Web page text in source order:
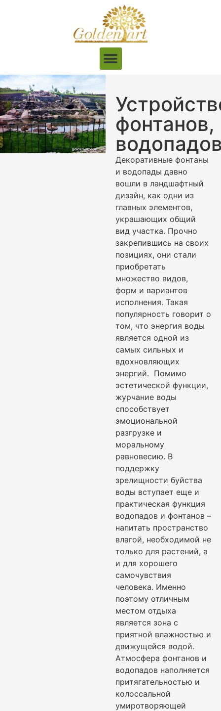
фонтанов,
Декоративные фонтаны
и водопады давно
вошли в ландшафтный
дизайн, как одни из
главных элементов,
украшающих общий
вид участка. Прочно
закрепившись на своих
позициях, они стали
приобретать
множество видов,
форм и вариантов
исполнения. Такая
популярность говорит о
том, что энергия воды
является одной из
самых сильных и
вдохновляющих
энергий. Помимо
эстетической функции,
журчание воды
способствует
эмоциональной
разгрузке и
моральному
равновесию. В
поддержку
зрелищности буйства
воды вступает еще и
практическая функция
водопадов и фонтанов –
напитать пространство
влагой, необходимой не
только для растений, а
и для хорошего
самочувствия
человека. Именно
поэтому отличным
местом отдыха
является зона с
приятной влажностью и
движущейся водой.
Атмосфера фонтанов и
водопадов наполняется
притягательностью и
колоссальной
умиротворяющей